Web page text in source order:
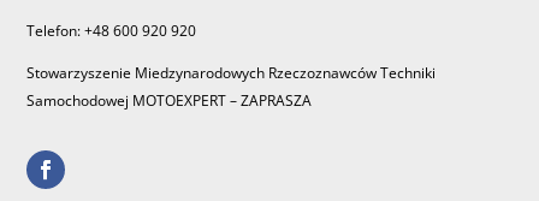
Telefon: +48 600 920 920
Stowarzyszenie Miedzynarodowych Rzeczoznawców Techniki
Samochodowej MOTOEXPERT – ZAPRASZA